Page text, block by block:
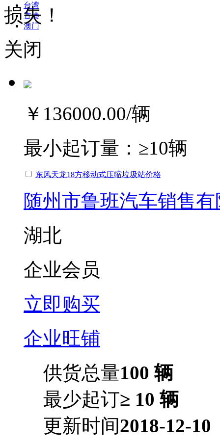
台湾
香港
澳门
损失！
关闭
￥136000.00/辆
最小起订量： ≥10辆
东风天龙18方移动式压缩垃圾站价格
随州市鲁班汽车销售
湖北
企业会员
立即购买
企业旺铺
供货总量100 辆
最少起订≥ 10 辆
更新时间2018-12-10